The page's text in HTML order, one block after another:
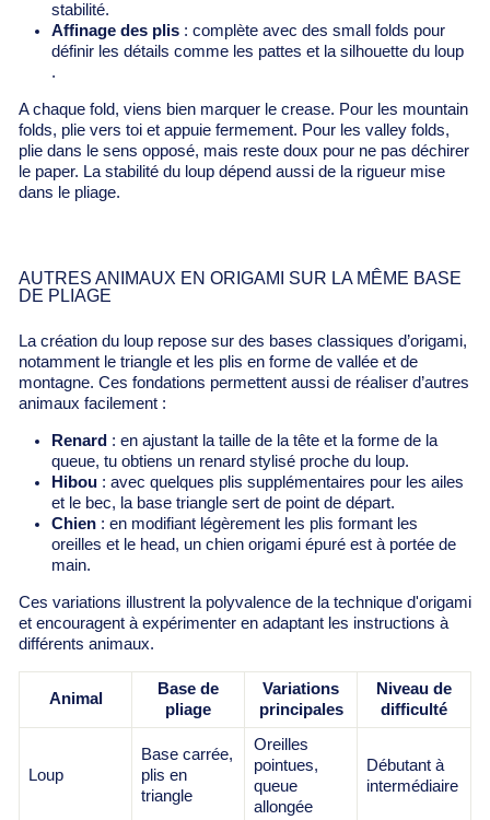
stabilité.
Affinage des plis : complète avec des small folds pour
définir les détails comme les pattes et la silhouette du loup
.
A chaque fold, viens bien marquer le crease. Pour les mountain
folds, plie vers toi et appuie fermement. Pour les valley folds,
plie dans le sens opposé, mais reste doux pour ne pas déchirer
le paper. La stabilité du loup dépend aussi de la rigueur mise
dans le pliage.
AUTRES ANIMAUX EN ORIGAMI SUR LA MÊME BASE
DE PLIAGE
La création du loup repose sur des bases classiques d’origami,
notamment le triangle et les plis en forme de vallée et de
montagne. Ces fondations permettent aussi de réaliser d’autres
animaux facilement :
Renard : en ajustant la taille de la tête et la forme de la
queue, tu obtiens un renard stylisé proche du loup.
Hibou : avec quelques plis supplémentaires pour les ailes
et le bec, la base triangle sert de point de départ.
Chien : en modifiant légèrement les plis formant les
oreilles et le head, un chien origami épuré est à portée de
main.
Ces variations illustrent la polyvalence de la technique d'origami
et encouragent à expérimenter en adaptant les instructions à
différents animaux.
Animal
Base de
pliage
Variations
principales
Niveau de
difficulté
Loup
Base carrée,
plis en
triangle
Oreilles
pointues,
queue
allongée
Débutant à
intermédiaire